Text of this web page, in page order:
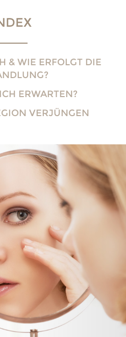
& WIE ERFOLGT DIE
ERWARTEN?
VERJÜNGEN